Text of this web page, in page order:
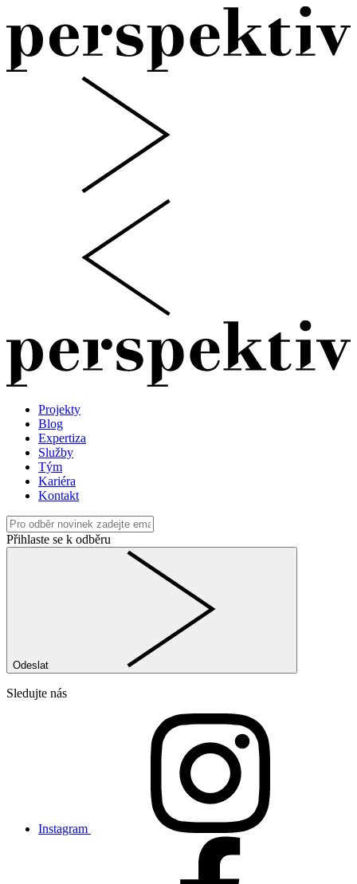
Projekty
Blog
Expertiza
Služby
Tým
Kariéra
Kontakt
Přihlaste se k odběru
Odeslat
Sledujte nás
Instagram